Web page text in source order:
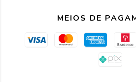
MEIOS DE